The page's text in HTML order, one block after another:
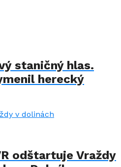
staničný hlas.
herecký
odštartuje Vraždy